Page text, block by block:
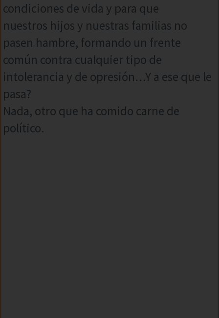
condiciones de vida y para que
nuestros hijos y nuestras familias no
pasen hambre, formando un frente
común contra cualquier tipo de
intolerancia y de opresión…Y a ese que le
pasa?
Nada, otro que ha comido carne de
político.